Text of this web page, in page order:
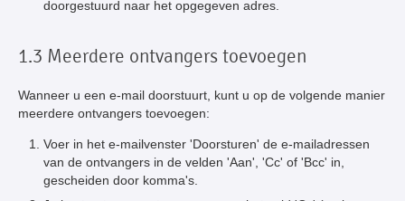
doorgestuurd naar het opgegeven adres.
1.3 Meerdere ontvangers toevoegen
Wanneer u een e-mail doorstuurt, kunt u op de volgende manier
meerdere ontvangers toevoegen:
Voer in het e-mailvenster 'Doorsturen' de e-mailadressen
van de ontvangers in de velden 'Aan', 'Cc' of 'Bcc' in,
gescheiden door komma's.